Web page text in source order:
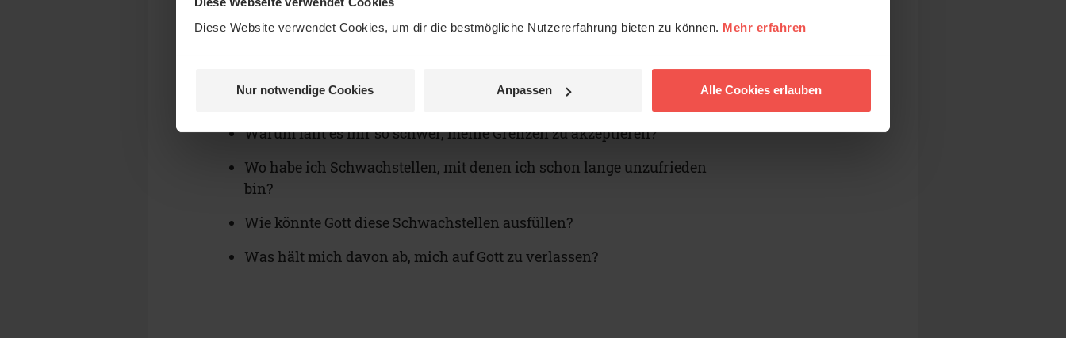
Diese Website verwendet Cookies, um dir die bestmögliche Nutzererfahrung bieten zu können. Mehr erfahren
Nur notwendige Cookies Anpassen Alle Cookies erlauben
denn Gott meint es gut mit dir.
Denke einmal über folgende Fragen nach:
Warum fällt es mir so schwer, meine Grenzen zu akzeptieren?
Wo habe ich Schwachstellen, mit denen ich schon lange unzufrieden
bin?
Wie könnte Gott diese Schwachstellen ausfüllen?
Was hält mich davon ab, mich auf Gott zu verlassen?